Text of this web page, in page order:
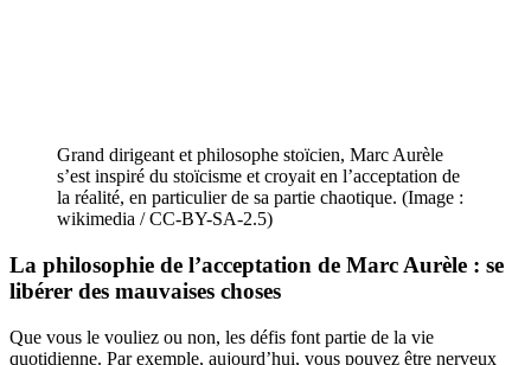
Grand dirigeant et philosophe stoïcien, Marc Aurèle
s’est inspiré du stoïcisme et croyait en l’acceptation de
la réalité, en particulier de sa partie chaotique. (Image :
wikimedia / CC-BY-SA-2.5)
La philosophie de l’acceptation de Marc Aurèle : se
libérer des mauvaises choses
Que vous le vouliez ou non, les défis font partie de la vie
quotidienne. Par exemple, aujourd’hui, vous pouvez être nerveux